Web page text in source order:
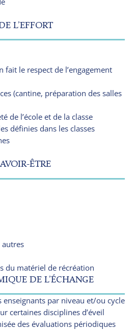
L’EFFORT
fait le respect de l’engagement
(cantine, préparation des salles
de l’école et de la classe
définies dans les classes
ÊTRE
autres
du matériel de récréation
DE L’ÉCHANGE
enseignants par niveau et/ou cycle
certaines disciplines d’éveil
des évaluations périodiques